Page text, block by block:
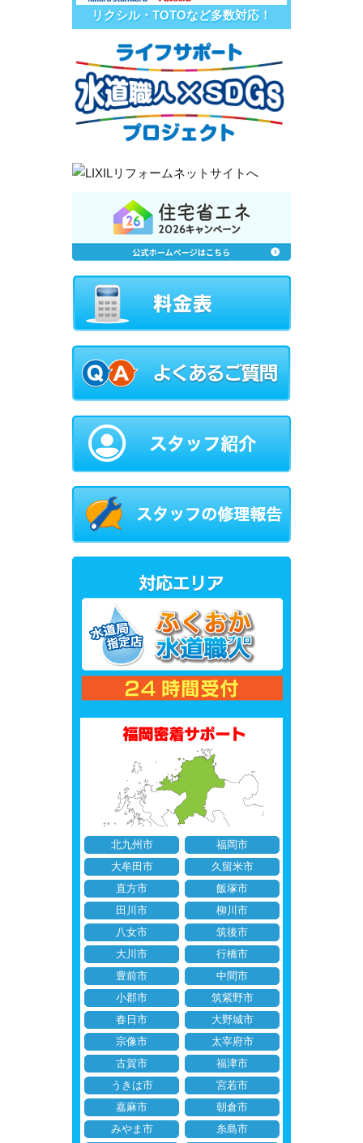
リクシル・TOTOなど多数対応！
北九州市
福岡市
大牟田市
久留米市
直方市
飯塚市
田川市
柳川市
八女市
筑後市
大川市
行橋市
豊前市
中間市
小郡市
筑紫野市
春日市
大野城市
宗像市
太宰府市
古賀市
福津市
うきは市
宮若市
嘉麻市
朝倉市
みやま市
糸島市